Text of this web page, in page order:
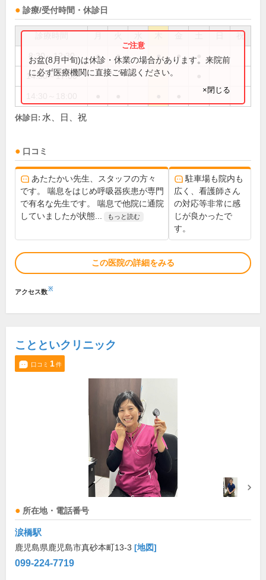
診療/受付時間・休診日
祝
8:30～12:30 ● ● ● ●
14:30～17:00
お盆(8月中旬)は休診・休業の場合があります。来院前
に必ず医療機関に直接ご確認ください。
×閉じる
休診日: 水、日、祝
口コミ
あたたかい先生、スタッフの方々
です。 喘息をはじめ呼吸器疾患が専門
で有名な先生です。 喘息で他院に通院
していましたが状態...
もっと読む
駐車場も院内も
広く、看護師さん
の対応等非常に感
じが良かったで
す。
この医院の詳細をみる
アクセス数※
ことといクリニック
口コミ 1件
所在地・電話番号
涙橋駅
鹿児島県鹿児島市真砂本町13-3 [地図]
099-224-7719